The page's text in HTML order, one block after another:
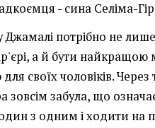
- сина Селіма-
Джамалі потрібно не
а й бути
своїх чоловіків.
зовсім забула, що
з одним і ходити на